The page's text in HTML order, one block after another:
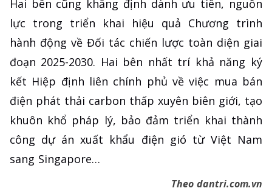
Hai bên cũng khẳng định dành ưu tiên, nguồn
lực trong triển khai hiệu quả Chương trình
hành động về Đối tác chiến lược toàn diện giai
đoạn 2025-2030. Hai bên nhất trí khả năng ký
kết Hiệp định liên chính phủ về việc mua bán
điện phát thải carbon thấp xuyên biên giới, tạo
khuôn khổ pháp lý, bảo đảm triển khai thành
công dự án xuất khẩu điện gió từ Việt Nam
sang Singapore…
Theo dantri.com.vn